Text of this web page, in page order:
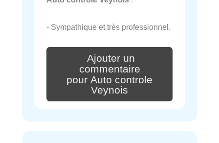
- Sympathique et très professionnel.
Ajouter un
commentaire
pour Auto controle
Veynois